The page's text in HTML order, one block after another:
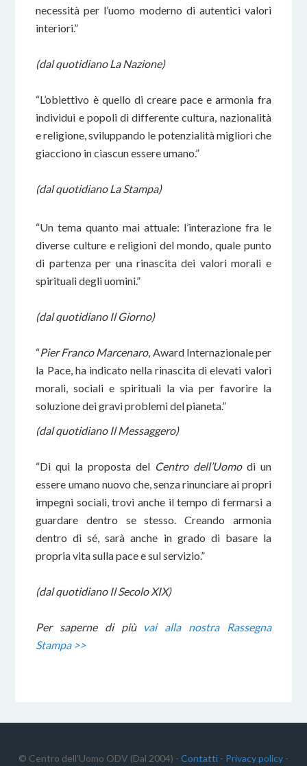
necessità per l’uomo moderno di autentici valori
interiori.”
(dal quotidiano La Nazione)
“L’obiettivo è quello di creare pace e armonia fra
individui e popoli di differente cultura, nazionalità
e religione, sviluppando le potenzialità migliori che
giacciono in ciascun essere umano.”
(dal quotidiano La Stampa)
“Un tema quanto mai attuale: l’interazione fra le
diverse culture e religioni del mondo, quale punto
di partenza per una rinascita dei valori morali e
spirituali degli uomini.”
(dal quotidiano Il Giorno)
“Pier Franco Marcenaro, Award Internazionale per
la Pace, ha indicato nella rinascita di elevati valori
morali, sociali e spirituali la via per favorire la
soluzione dei gravi problemi del pianeta.”
(dal quotidiano Il Messaggero)
“Di qui la proposta del Centro dell’Uomodi un
essere umano nuovo che, senza rinunciare ai propri
impegni sociali, trovi anche il tempo di fermarsi a
guardare dentro se stesso. Creando armonia
dentro di sé, sarà anche in grado di basare la
propria vita sulla pace e sul servizio.”
(dal quotidiano Il Secolo XIX)
Per saperne di più vai alla nostra Rassegna
Stampa >>
© Centro dell'Uomo ODV (Dal 2004) - Contatti - Privacy policy -